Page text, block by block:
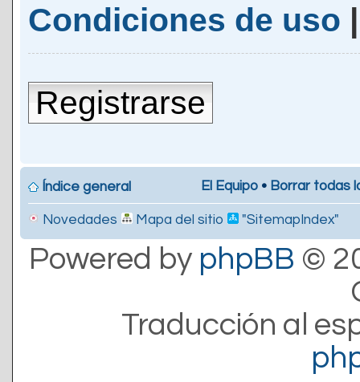
Condiciones de uso
Registrarse
Índice general El Equipo • Borrar todas
Novedades Mapa del sitio "SitemapIndex"
Powered by phpBB ©
Traducción al